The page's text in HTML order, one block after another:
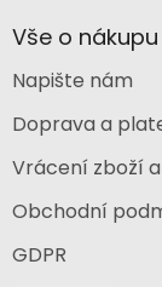
Vše o nákupu
Napište nám
Doprava a
Vrácení zboží
Obchodní
GDPR